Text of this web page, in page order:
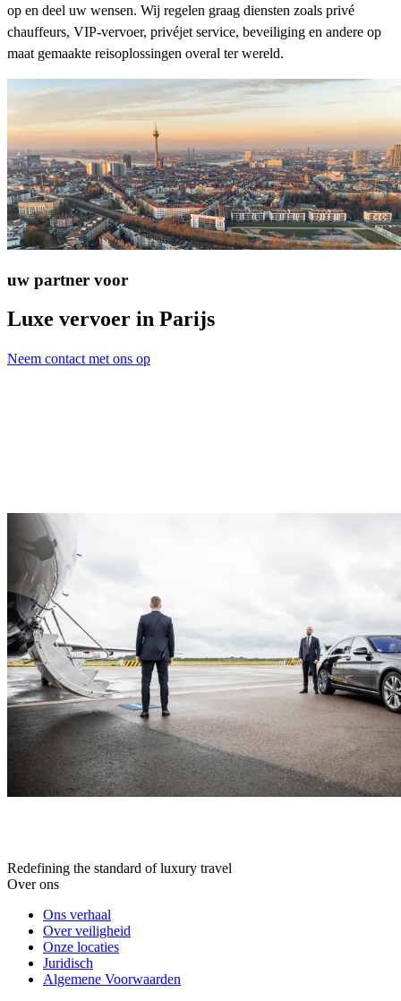
op en deel uw wensen. Wij regelen graag diensten zoals privé
chauffeurs, VIP-vervoer, privéjet service, beveiliging en andere op
maat gemaakte reisoplossingen overal ter wereld.
uw partner voor
Luxe vervoer in Parijs
Neem contact met ons op
Redefining the standard of luxury travel
Over ons
Ons verhaal
Over veiligheid
Onze locaties
Juridisch
Algemene Voorwaarden